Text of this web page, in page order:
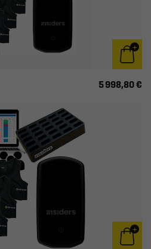
5 998,80 €